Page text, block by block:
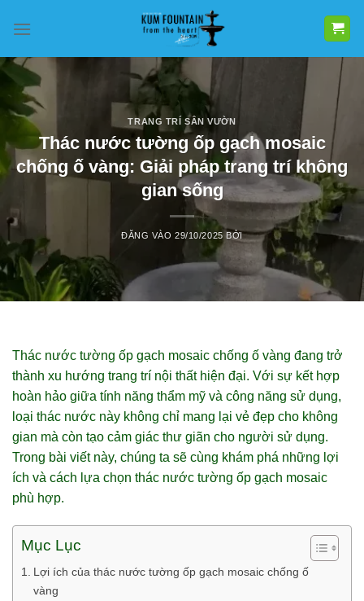
qua
dung
TRANG TRÍ SÂN VƯỜN
Thác nước tường ốp gạch mosaic
chống ố vàng: Giải pháp trang trí không
gian sống
ĐĂNG VÀO29/10/2025 BỞI
Thác nước tường ốp gạch mosaic chống ố vàng đang trở
thành xu hướng trang trí nội thất hiện đại. Với sự kết hợp
hoàn hảo giữa tính năng thẩm mỹ và công năng sử dụng,
loại thác nước này không chỉ mang lại vẻ đẹp cho không
gian mà còn tạo cảm giác thư giãn cho người sử dụng.
Trong bài viết này, chúng ta sẽ cùng khám phá những lợi
ích và cách lựa chọn thác nước tường ốp gạch mosaic
phù hợp.
Mục Lục
Lợi ích của thác nước tường ốp gạch mosaic chống ố
vàng